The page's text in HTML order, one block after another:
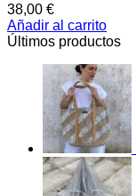
38,00 €
Añadir al carrito
Últimos productos